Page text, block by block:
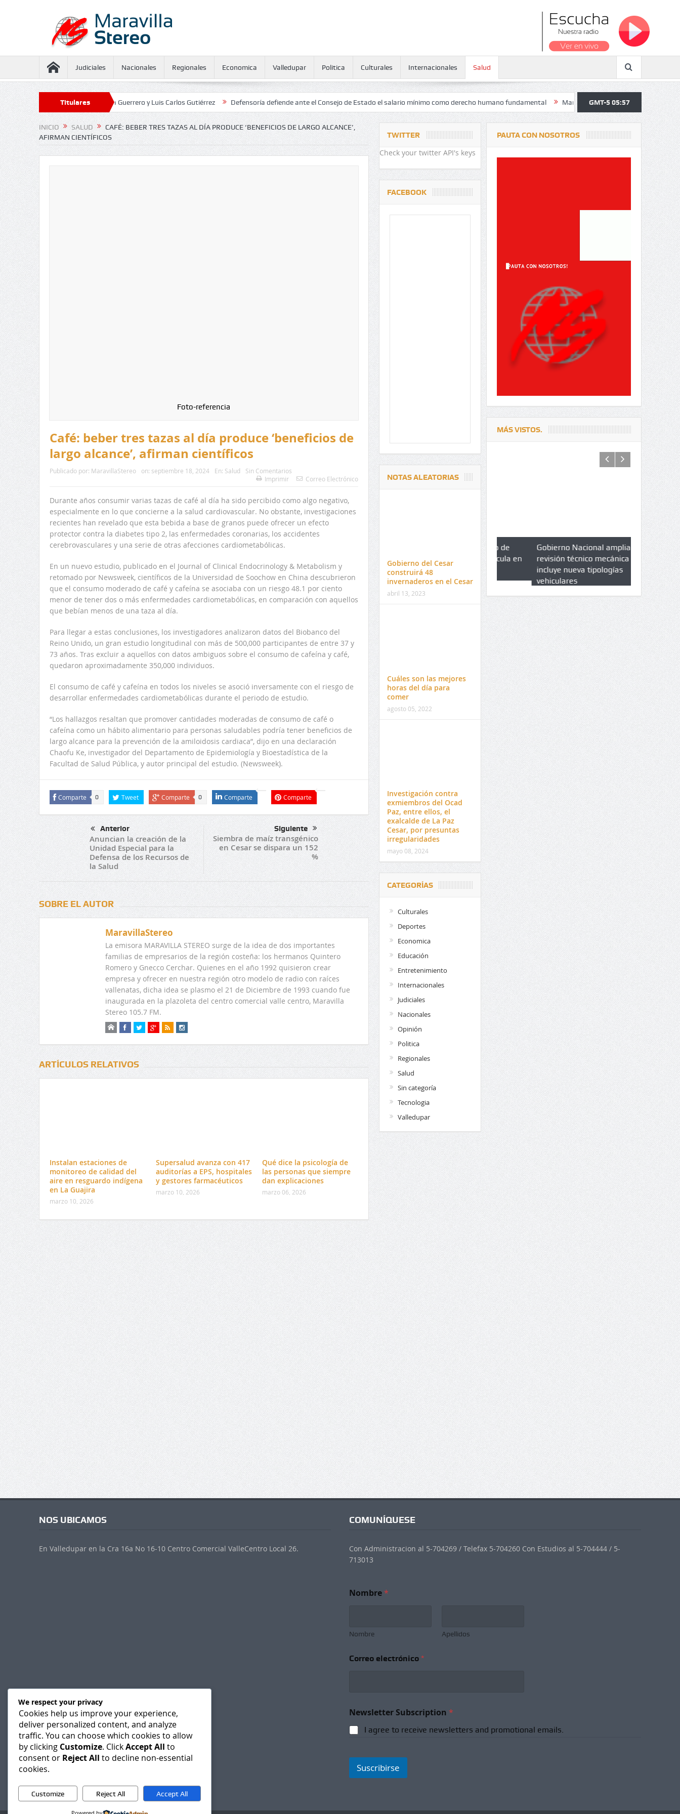
Judiciales Nacionales Regionales Economica Valledupar Politica Culturales Internacionales Salud
Titulares
contra Juliana Guerrero y Luis Carlos Gutiérrez Defensoría defiende ante el Consejo de Estado el salario mínimo como derecho humano fundamental Maratón atendió a más de 38.000 jóvenes y
GMT-5 05:57
INICIO SALUD
CAFÉ: BEBER TRES TAZAS AL DÍA PRODUCE ‘BENEFICIOS DE LARGO ALCANCE’,
AFIRMAN CIENTÍFICOS
Foto-referencia
Café: beber tres tazas al día produce ‘beneficios de
largo alcance’, afirman científicos
Publicado por: MaravillaStereo on: septiembre 18, 2024 En: Salud
Sin Comentarios
Imprimir
Correo Electrónico
Durante años consumir varias tazas de café al día ha sido percibido como algo negativo,
especialmente en lo que concierne a la salud cardiovascular. No obstante, investigaciones
recientes han revelado que esta bebida a base de granos puede ofrecer un efecto
protector contra la diabetes tipo 2, las enfermedades coronarias, los accidentes
cerebrovasculares y una serie de otras afecciones cardiometabólicas.
En un nuevo estudio, publicado en el Journal of Clinical Endocrinology & Metabolism y
retomado por Newsweek, científicos de la Universidad de Soochow en China descubrieron
que el consumo moderado de café y cafeína se asociaba con un riesgo 48.1 por ciento
menor de tener dos o más enfermedades cardiometabólicas, en comparación con aquellos
que bebían menos de una taza al día.
Para llegar a estas conclusiones, los investigadores analizaron datos del Biobanco del
Reino Unido, un gran estudio longitudinal con más de 500,000 participantes de entre 37 y
73 años. Tras excluir a aquellos con datos ambiguos sobre el consumo de cafeína y café,
quedaron aproximadamente 350,000 individuos.
El consumo de café y cafeína en todos los niveles se asoció inversamente con el riesgo de
desarrollar enfermedades cardiometabólicas durante el periodo de estudio.
“Los hallazgos resaltan que promover cantidades moderadas de consumo de café o
cafeína como un hábito alimentario para personas saludables podría tener beneficios de
largo alcance para la prevención de la amiloidosis cardiaca”, dijo en una declaración
Chaofu Ke, investigador del Departamento de Epidemiología y Bioestadística de la
Facultad de Salud Pública, y autor principal del estudio. (Newsweek).
Comparte 0 Tweet Comparte 0 Comparte Comparte
Anterior
Anuncian la creación de la
Unidad Especial para la
Defensa de los Recursos de
la Salud
Siguiente
Siembra de maíz transgénico
en Cesar se dispara un 152
%
SOBRE EL AUTOR
MaravillaStereo
La emisora MARAVILLA STEREO surge de la idea de dos importantes
familias de empresarios de la región costeña: los hermanos Quintero
Romero y Gnecco Cerchar. Quienes en el año 1992 quisieron crear
empresa y ofrecer en nuestra región otro modelo de radio con raíces
vallenatas, dicha idea se plasmo el 21 de Diciembre de 1993 cuando fue
inaugurada en la plazoleta del centro comercial valle centro, Maravilla
Stereo 105.7 FM.
ARTÍCULOS RELATIVOS
Instalan estaciones de
monitoreo de calidad del
aire en resguardo indígena
en La Guajira
marzo 10, 2026
Supersalud avanza con 417
auditorías a EPS, hospitales
y gestores farmacéuticos
marzo 10, 2026
Qué dice la psicología de
las personas que siempre
dan explicaciones
marzo 06, 2026
TWITTER
Check your twitter API's keys
FACEBOOK
NOTAS ALEATORIAS
Gobierno del Cesar
construirá 48
invernaderos en el Cesar
abril 13, 2023
Cuáles son las mejores
horas del día para
comer
agosto 05, 2022
Investigación contra
exmiembros del Ocad
Paz, entre ellos, el
exalcalde de La Paz
Cesar, por presuntas
irregularidades
mayo 08, 2024
CATEGORÍAS
Culturales
Deportes
Economica
Educación
Entretenimiento
Internacionales
Judiciales
Nacionales
Opinión
Politica
Regionales
Salud
Sin categoría
Tecnologia
Valledupar
PAUTA CON NOSOTROS
MÁS VISTOS.
Delwin Jiménez, nuevo Contralor
El 17 de enero vence plazo de
venta de pines para matrícula en
preuniversitario de la UPC
Gobierno Nacional amplia
revisión técnico mecánica e
incluye nueva tipologías
vehiculares
Qué es un
cuáles son
NOS UBICAMOS
En Valledupar en la Cra 16a No 16-10 Centro Comercial ValleCentro Local 26.
COMUNÍQUESE
Con Administracion al 5-704269 / Telefax 5-704260 Con Estudios al 5-704444 / 5-
713013
Nombre*
Nombre Apellidos
Correo electrónico *
o
m
b
r
Newsletter Subscription *
I agree to receive newsletters and promotional emails.
Suscribirse
We respect your privacy
Cookies help us improve your experience,
deliver personalized content, and analyze
traffic. You can choose which cookies to allow
by clicking Customize. ClickAccept All to
consent or Reject All to decline non-essential
cookies.
Customize Reject All Accept All